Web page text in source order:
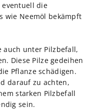
eventuell die
wie Neemöl bekämpft
auch unter Pilzbefall,
Diese Pilze gedeihen
Pflanze schädigen.
darauf zu achten,
starken Pilzbefall
sein.